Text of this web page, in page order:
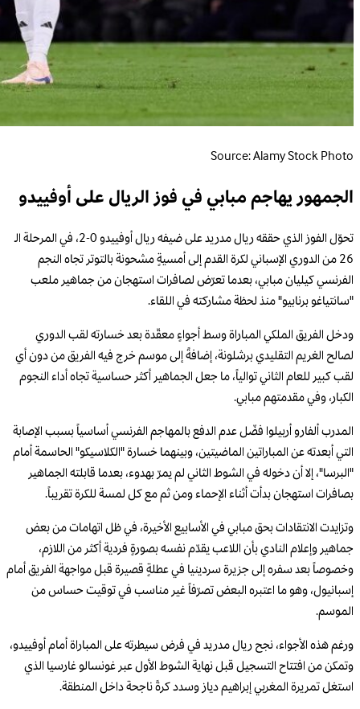
Source: Alamy Stock Photo
الجمهور يهاجم مبابي في فوز الريال على أوفييدو
تحوّل الفوز الذي حققه ريال مدريد على ضيفه ريال أوفييدو 0-2، في المرحلة الـ
26 من الدوري الإسباني لكرة القدم إلى أمسيةٍ مشحونة بالتوتر تجاه النجم
الفرنسي كيليان مبابي، بعدما تعرّض لصافرات استهجان من جماهير ملعب
"سانتياغو برنابيو" منذ لحظة مشاركته في اللقاء.
ودخل الفريق الملكي المباراة وسط أجواءٍ معقّدة بعد خسارته لقب الدوري
لصالح الغريم التقليدي برشلونة، إضافةً إلى موسم خرج فيه الفريق من دون أي
لقب كبير للعام الثاني توالياً، ما جعل الجماهير أكثر حساسية تجاه أداء النجوم
الكبار، وفي مقدمتهم مبابي.
المدرب ألفارو أربيلوا فضّل عدم الدفع بالمهاجم الفرنسي أساسياً بسبب الإصابة
التي أبعدته عن المباراتين الماضيتين، وبينهما خسارة "الكلاسيكو" الحاسمة أمام
"البرسا"، إلا أن دخوله في الشوط الثاني لم يمرّ بهدوء، بعدما قابلته الجماهير
بصافرات استهجان بدأت أثناء الإحماء ومن ثم مع كل لمسة للكرة تقريباً.
وتزايدت الانتقادات بحق مبابي في الأسابيع الأخيرة، في ظل اتهامات من بعض
جماهير وإعلام النادي بأن اللاعب يقدّم نفسه بصورةٍ فردية أكثر من اللازم،
وخصوصاً بعد سفره إلى جزيرة سردينيا في عطلةٍ قصيرة قبل مواجهة الفريق أمام
إسبانيول، وهو ما اعتبره البعض تصرّفاً غير مناسب في توقيت حساس من
الموسم.
ورغم هذه الأجواء، نجح ريال مدريد في فرض سيطرته على المباراة أمام أوفييدو،
وتمكن من افتتاح التسجيل قبل نهاية الشوط الأول عبر غونسالو غارسيا الذي
استغل تمريرة المغربي إبراهيم دياز وسدد كرةً ناجحة داخل المنطقة.